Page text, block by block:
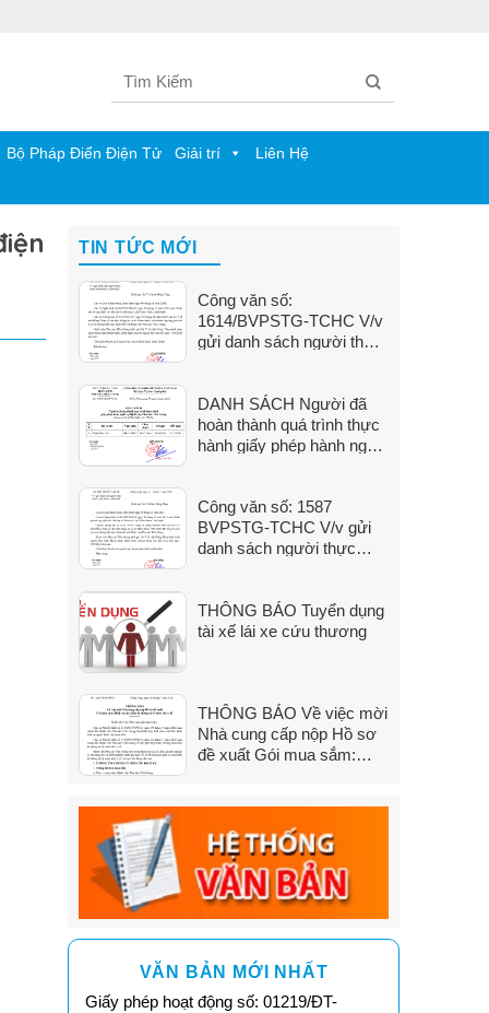
Bộ Pháp Điển Điện Tử Giải trí Liên Hệ
TIN TỨC MỚI
Công văn số:
1614/BVPSTG-TCHC V/v
gửi danh sách người thực
DANH SÁCH Người đã
hoàn thành quá trình thực
hành giấy phép hành nghề
đến 31/7/2026)
Công văn số: 1587
BVPSTG-TCHC V/v gửi
danh sách người thực
THÔNG BÁO Tuyển dụng
tài xế lái xe cứu thương
THÔNG BÁO Về việc mời
Nhà cung cấp nộp Hồ sơ
đề xuất Gói mua sắm:
VĂN BẢN MỚI NHẤT
Giấy phép hoạt động số: 01219/ĐT-